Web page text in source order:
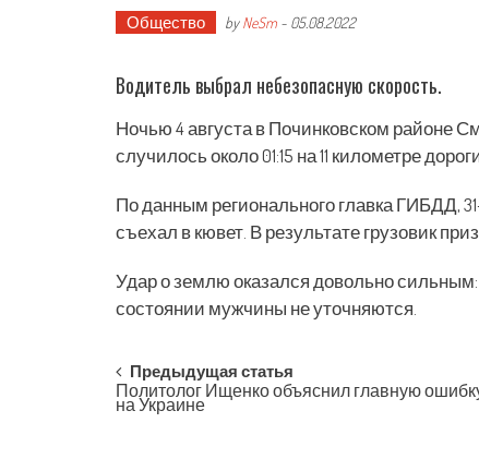
Общество byNeSm - 05.08.2022
Водитель выбрал небезопасную скорость.
Ночью 4 августа в Починковском районе
случилось около 01:15 на 11 километре
По данным регионального главка ГИБДД,
съехал в кювет. В результате грузовик
Удар о землю оказался довольно
состоянии мужчины не уточняются.
Post
navigation
Предыдущая статья
Политолог Ищенко объяснил главную
на Украине